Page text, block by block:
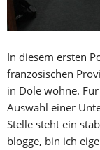
In diesem ersten
französischen
in Dole wohne.
Auswahl einer
Stelle steht ein
blogge, bin ich